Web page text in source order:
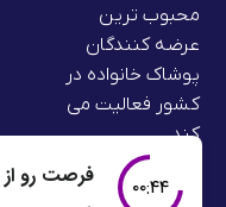
محبوب ترین
عرضه کنندگان
پوشاک خانواده در
کشور فعالیت می
کند.